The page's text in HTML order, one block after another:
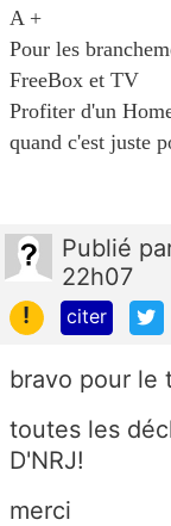
A +
Pour les
FreeBox et TV
Profiter d'un
quand c'est juste
Publié
22h07
!
citer
bravo pour le
toutes les
D'NRJ!
merci